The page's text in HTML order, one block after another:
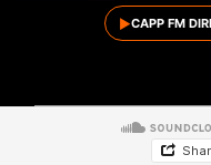
▶CAPP FM